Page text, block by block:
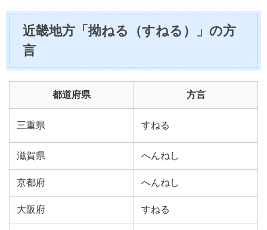
近畿地方「拗ねる（すねる）」の方
言
都道府県 方言
三重県 すねる
滋賀県 へんねし
京都府 へんねし
大阪府 すねる